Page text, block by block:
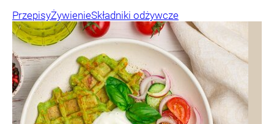
PrzepisyŻywienieSkładniki odżywcze